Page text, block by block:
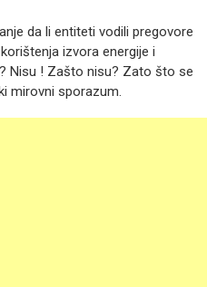
da li entiteti vodili pregovore
izvora energije i
Nisu ! Zašto nisu? Zato što se
mirovni sporazum.